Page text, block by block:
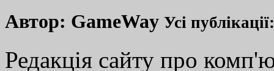
Автор: GameWay Усі
Редакція сайту про